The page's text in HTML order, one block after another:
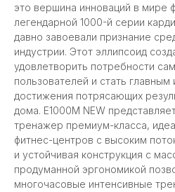
это вершина инноваций в мире
легендарной 1000-й серии
давно завоевали признание
индустрии. Этот эллипсоид
удовлетворить потребности
пользователей и стать
достижения потрясающих
дома. E1000M NEW
тренажер премиум-класса,
фитнес-центров с высоким
и устойчивая конструкция с
продуманной эргономикой
многочасовые интенсивные